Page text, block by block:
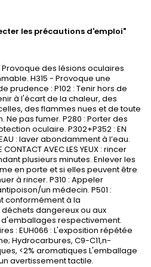
les précautions d'emploi"
des lésions oculaires
H315 - Provoque une
prudence : P102 : Tenir hors de
à l'écart de la chaleur, des
des flammes nues et de toute
pas fumer. P280 : Porter des
oculaire. P302+P352 : EN
: laver abondamment à l’eau.
AVEC LES YEUX : rincer
plusieurs minutes. Enlever les
en porte et si elles peuvent être
à rincer. P310 : Appeler
un médecin. P501 :
conformément à la
dangereux ou aux
respectivement.
: EUH066 : L'exposition répétée
; Hydrocarbures, C9-C11,n-
<2% aromatiques L'emballage
avertissement tactile.